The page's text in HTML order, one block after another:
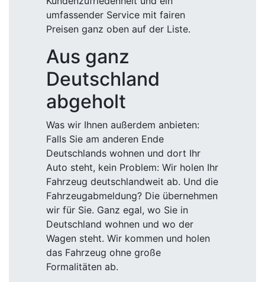
umfassender Service mit fairen
Preisen ganz oben auf der Liste.
Aus ganz
Deutschland
abgeholt
Was wir Ihnen außerdem anbieten:
Falls Sie am anderen Ende
Deutschlands wohnen und dort Ihr
Auto steht, kein Problem: Wir holen Ihr
Fahrzeug deutschlandweit ab. Und die
Fahrzeugabmeldung? Die übernehmen
wir für Sie. Ganz egal, wo Sie in
Deutschland wohnen und wo der
Wagen steht. Wir kommen und holen
das Fahrzeug ohne große
Formalitäten ab.